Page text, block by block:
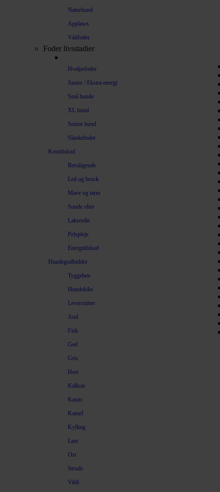
Naturhund
Applaws
Vådfoder
Foder livsstadier
Hvalpefoder
Junior / Ekstra energi
Små hunde
XL hund
Senior hund
Slankefoder
Kosttilskud
Beroligende
Led og brusk
Mave og tarm
Sunde olier
Lakseolie
Pelspleje
Energitilskud
Hundegodbidder
Tyggeben
Hundekiks
Leversnitter
And
Fisk
Ged
Gris
Hest
Kalkun
Kanin
Kamel
Kylling
Lam
Ost
Struds
Vildt